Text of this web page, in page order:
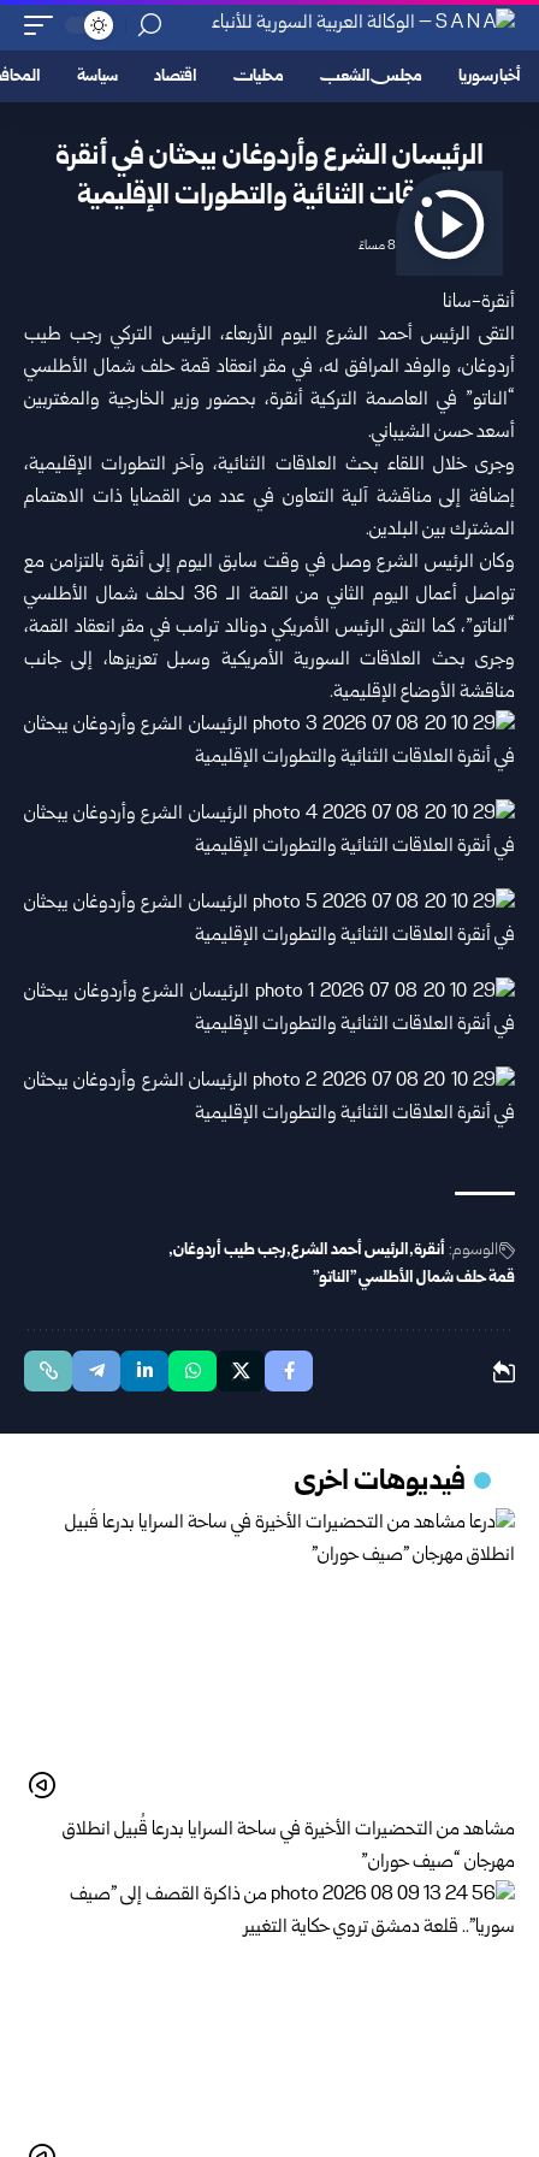
أخبار سوريا مجلس الشعب محليات اقتصاد سياسة
الرئيسان الشرع وأردوغان يبحثان في أنقرة
العلاقات الثنائية والتطورات الإقليمية
2026/07/08 8:35 مساءً
أنقرة-سانا‏
التقى الرئيس أحمد الشرعاليوم الأربعاء، الرئيس التركي رجب طيب
أردوغان، ‏والوفد المرافق له، في مقر انعقاد قمة حلف شمال الأطلسي
“الناتو” في العاصمة ‏التركية أنقرة، بحضور وزير الخارجية والمغتربين
أسعد حسن الشيباني.‏
وجرى خلال اللقاء بحث العلاقات الثنائية، وآخر التطورات الإقليمية،
إضافة إلى ‏مناقشة آلية التعاون في عدد من القضايا ذات الاهتمام
المشترك بين البلدين.‏
وكان الرئيس الشرع وصل في وقت سابق اليوم إلى أنقرة بالتزامن مع
تواصل ‌‏‌‏أعمال اليوم الثاني من القمة الـ 36 لحلف شمال الأطلسي
“الناتو”، كما التقى ‏الرئيس الأمريكي دونالد ترامب في ‏مقر انعقاد القمة،
وجرى بحث العلاقات ‏السورية الأمريكية وسبل ‏تعزيزها، إلى جانب
‏مناقشة الأوضاع الإقليمية.‏
الوسوم: أنقرة الرئيس أحمد ‏الشرع رجب طيب أردوغان
قمة حلف شمال الأطلسي "الناتو"
فيديوهات اخرى
مشاهد من التحضيرات الأخيرة في ساحة السرايا بدرعا قُبيل انطلاق
مهرجان “صيف حوران”